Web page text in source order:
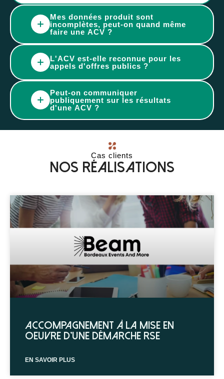
Mes données produit sont
incomplètes, peut-on quand même
faire une ACV ?
avec des bases de données reconnues (ecoinvent).
Toutes les hypothèses et données estimées sont
explicitement documentées.
L'ACV est-elle reconnue pour les
appels d'offres publics ?
14040/14044. Nos ACV sont réalisées selon ce cadre, ce
qui leur donne une valeur défendable dans les appels
Peut-on communiquer
publiquement sur les résultats
d'une ACV ?
tout risque de greenwashing. Les allégations doivent être
contextualisées et sourcées.
Cas clients
Nos réalisations
Accompagnement à la mise en
oeuvre d’une démarche RSE
EN SAVOIR PLUS